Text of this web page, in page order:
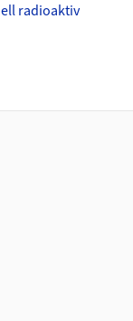
radioaktiv